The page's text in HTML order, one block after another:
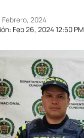
Feb 26, 2024 12:50 PM
Febrero, 2024